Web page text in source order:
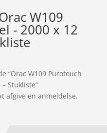
W109
- 2000 x 12
“Orac W109 Purotouch
Stukliste”
afgive en anmeldelse.